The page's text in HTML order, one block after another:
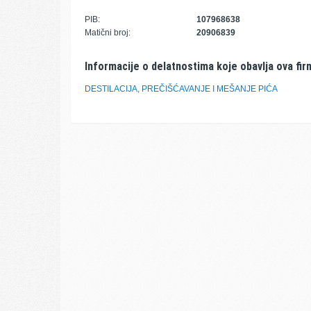
PIB:
107968638
Matični broj:
20906839
Informacije o delatnostima koje obavlja ova
DESTILACIJA, PREČIŠĆAVANJE I MEŠANJE PIĆA